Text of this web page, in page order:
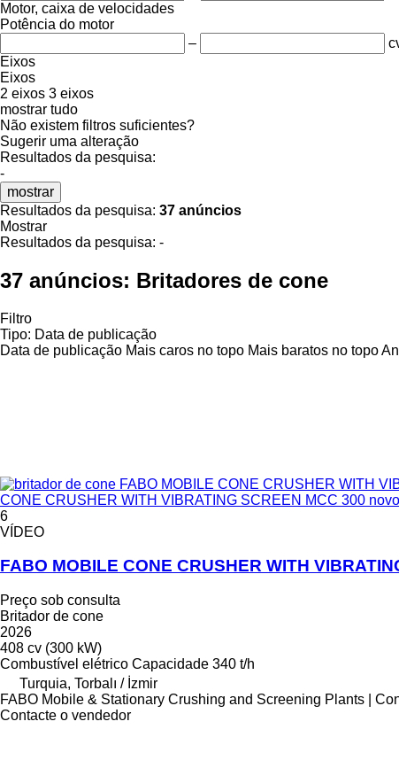
Motor, caixa de velocidades
Potência do motor
–
Eixos
Eixos
2 eixos 3 eixos
mostrar tudo
Não existem filtros suficientes?
Sugerir uma alteração
Resultados da pesquisa:
-
mostrar
Resultados da pesquisa: 37 anúncios
Mostrar
Resultados da pesquisa: -
37 anúncios: Britadores de cone
Filtro
Tipo: Data de publicação
Data de publicação Mais caros no topo Mais baratos no topo
CONE CRUSHER WITH VIBRATING SCREEN MCC 300 novo
6
VÍDEO
FABO MOBILE CONE CRUSHER WITH
Preço sob consulta
Britador de cone
2026
408 cv (300 kW)
Combustível elétrico Capacidade 340 t/h
Turquia, Torbalı / İzmir
FABO Mobile & Stationary Crushing and Screening Plants |
Contacte o vendedor